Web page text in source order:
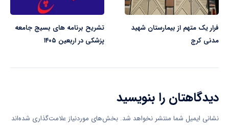
فرار یک متهم از بیمارستان شهید
مدنی کرج
تشریح برنامه های بسیج جامعه
پزشکی در اربعین ۱۴۰۵
دیدگاهتان را بنویسید
نشانی ایمیل شما منتشر نخواهد شد. بخش‌های موردنیاز علامت‌گذاری شده‌اند